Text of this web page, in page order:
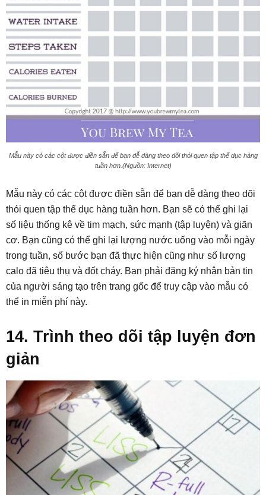
Mẫu này có các cột được điền sẵn để bạn dễ dàng theo dõi thói quen tập thể dục hàng
tuần hơn.(Nguồn: Internet)
Mẫu này có các cột được điền sẵn để bạn dễ dàng theo dõi
thói quen tập thể dục hàng tuần hơn. Bạn sẽ có thể ghi lại
số liệu thống kê về tim mạch, sức mạnh (tập luyện) và giãn
cơ. Bạn cũng có thể ghi lại lượng nước uống vào mỗi ngày
trong tuần, số bước bạn đã thực hiện cũng như số lượng
calo đã tiêu thụ và đốt cháy. Bạn phải đăng ký nhận bản tin
của người sáng tạo trên trang gốc để truy cập vào mẫu có
thể in miễn phí này.
14. Trình theo dõi tập luyện đơn
giản